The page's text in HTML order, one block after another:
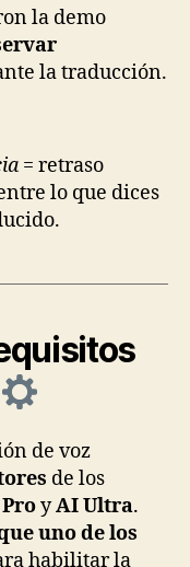
la demo
la traducción.
= retraso
lo que dices
de voz
de los
yAI Ultra.
uno de los
habilitar la